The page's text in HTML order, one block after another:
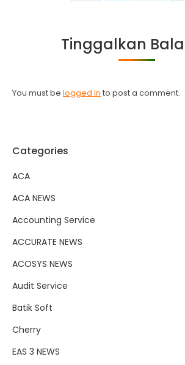
Tinggalkan
You must be logged in to post a comment.
Categories
ACA
ACA NEWS
Accounting Service
ACCURATE NEWS
ACOSYS NEWS
Audit Service
Batik Soft
Cherry
EAS 3 NEWS